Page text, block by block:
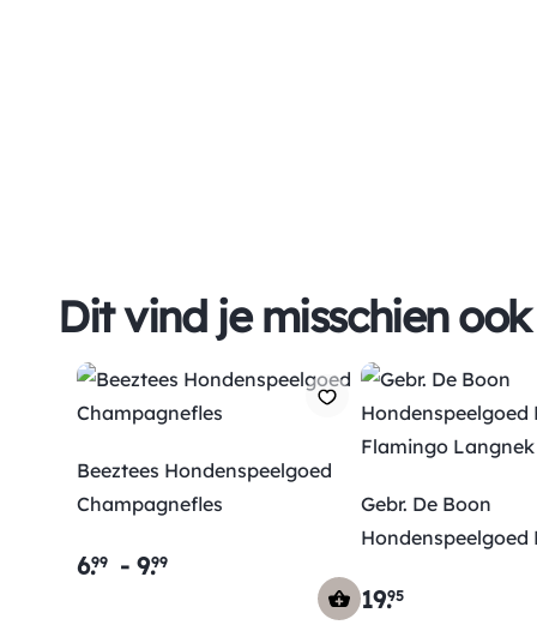
Dit vind je misschien
Beeztees Hondenspeelgoed
Champagnefles
6.99 - 9.99
Gebr. De Boon
Hondenspeelgoed
19.95